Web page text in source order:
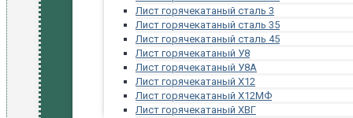
Лист горячекатаный сталь 3
Лист горячекатаный сталь 35
Лист горячекатаный сталь 45
Лист горячекатаный У8
Лист горячекатаный У8А
Лист горячекатаный Х12
Лист горячекатаный Х12МФ
Лист горячекатаный ХВГ